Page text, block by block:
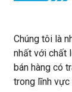
Chúng tôi là
nhất với chất
bán hàng có
trong lĩnh vực